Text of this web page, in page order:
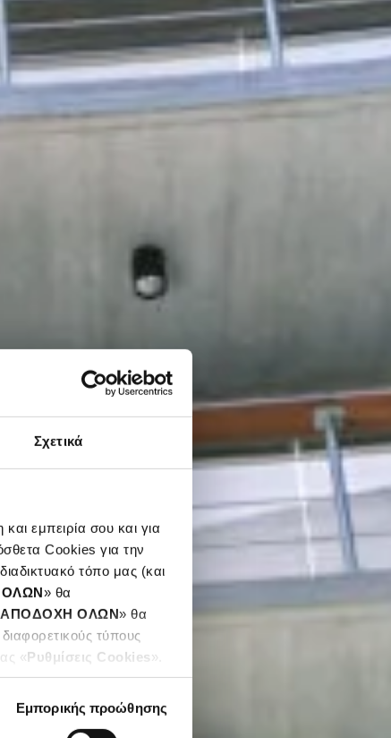
Σχετικά
εμπειρία σου και για
Cookies για την
τόπο μας (και
ΟΛΩΝ» θα
ΑΠΟΔΟΧΗ ΟΛΩΝ» θα
διαφορετικούς τύπους
«Ρυθμίσεις Cookies».
Εμπορικής προώθησης